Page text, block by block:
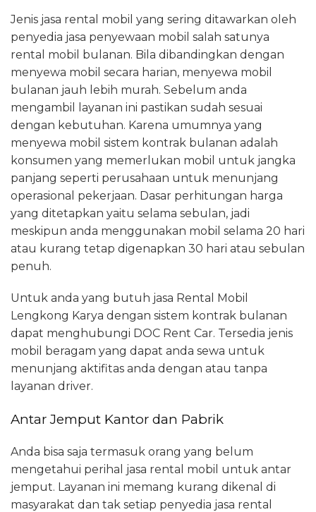
Jenis jasa rental mobil yang sering ditawarkan oleh
penyedia jasa penyewaan mobil salah satunya
rental mobil bulanan. Bila dibandingkan dengan
menyewa mobil secara harian, menyewa mobil
bulanan jauh lebih murah. Sebelum anda
mengambil layanan ini pastikan sudah sesuai
dengan kebutuhan. Karena umumnya yang
menyewa mobil sistem kontrak bulanan adalah
konsumen yang memerlukan mobil untuk jangka
panjang seperti perusahaan untuk menunjang
operasional pekerjaan. Dasar perhitungan harga
yang ditetapkan yaitu selama sebulan, jadi
meskipun anda menggunakan mobil selama 20 hari
atau kurang tetap digenapkan 30 hari atau sebulan
penuh.
Untuk anda yang butuh jasa Rental Mobil
Lengkong Karya dengan sistem kontrak bulanan
dapat menghubungi DOC Rent Car. Tersedia jenis
mobil beragam yang dapat anda sewa untuk
menunjang aktifitas anda dengan atau tanpa
layanan driver.
Antar Jemput Kantor dan Pabrik
Anda bisa saja termasuk orang yang belum
mengetahui perihal jasa rental mobil untuk antar
jemput. Layanan ini memang kurang dikenal di
masyarakat dan tak setiap penyedia jasa rental